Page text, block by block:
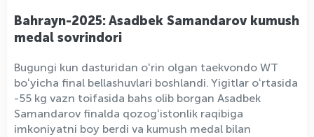
Bahrayn-2025: Asadbek Samandarov kumush
medal sovrindori
Bugungi kun dasturidan oʻrin olgan taekvondo WT
boʻyicha final bellashuvlari boshlandi. Yigitlar oʻrtasida
-55 kg vazn toifasida bahs olib borgan Asadbek
Samandarov finalda qozogʻistonlik raqibiga
imkoniyatni boy berdi va kumush medal bilan